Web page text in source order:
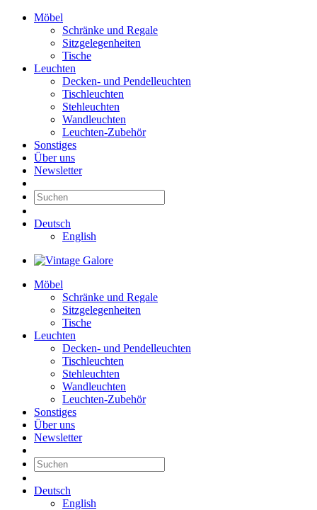
Möbel
Schränke und Regale
Sitzgelegenheiten
Tische
Leuchten
Decken- und Pendelleuchten
Tischleuchten
Stehleuchten
Wandleuchten
Leuchten-Zubehör
Sonstiges
Über uns
Newsletter
Deutsch
English
Möbel
Schränke und Regale
Sitzgelegenheiten
Tische
Leuchten
Decken- und Pendelleuchten
Tischleuchten
Stehleuchten
Wandleuchten
Leuchten-Zubehör
Sonstiges
Über uns
Newsletter
Deutsch
English